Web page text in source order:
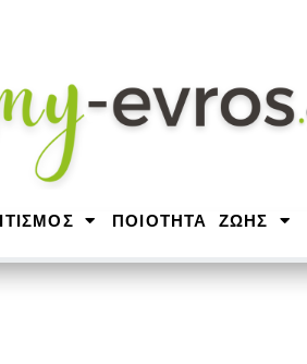
ΠΟΙΟΤΗΤΑ ΖΩΗΣ